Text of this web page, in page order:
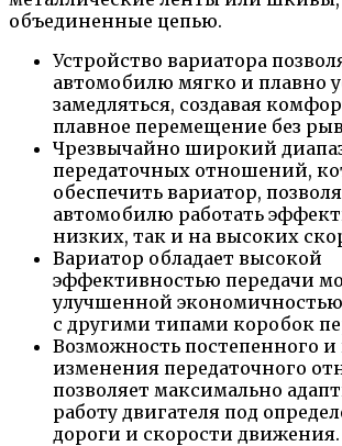
объединенные цепью.
Устройство вариатора
автомобилю мягко и плавно
замедляться, создавая
плавное перемещение без
Чрезвычайно широкий
передаточных отношений,
обеспечить вариатор,
автомобилю работать
низких, так и на высоких
Вариатор обладает высокой
эффективностью передачи
улучшенной
с другими типами коробок
Возможность постепенного
изменения передаточного
позволяет максимально
работу двигателя под
дороги и скорости движения.